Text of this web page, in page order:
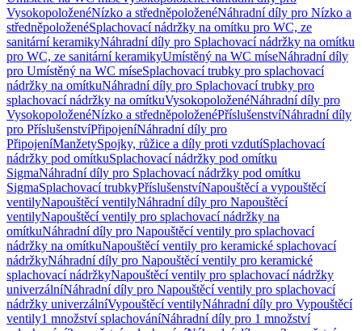
VysokopoloženéNízko a středněpoloženéNáhradní díly pro Nízko a
středněpoloženéSplachovací nádržky na omítku pro WC, ze
sanitární keramikyNáhradní díly pro Splachovací nádržky na omítku
pro WC, ze sanitární keramikyUmístěný na WC míseNáhradní díly
pro Umístěný na WC míseSplachovací trubky pro splachovací
nádržky na omítkuNáhradní díly pro Splachovací trubky pro
splachovací nádržky na omítkuVysokopoloženéNáhradní díly pro
VysokopoloženéNízko a středněpoloženéPříslušenstvíNáhradní díly
pro PříslušenstvíPřipojeníNáhradní díly pro
PřipojeníManžetySpojky, růžice a díly proti vzdutíSplachovací
nádržky pod omítkuSplachovací nádržky pod omítku
SigmaNáhradní díly pro Splachovací nádržky pod omítku
SigmaSplachovací trubkyPříslušenstvíNapouštěcí a vypouštěcí
ventilyNapouštěcí ventilyNáhradní díly pro Napouštěcí
ventilyNapouštěcí ventily pro splachovací nádržky na
omítkuNáhradní díly pro Napouštěcí ventily pro splachovací
nádržky na omítkuNapouštěcí ventily pro keramické splachovací
nádržkyNáhradní díly pro Napouštěcí ventily pro keramické
splachovací nádržkyNapouštěcí ventily pro splachovací nádržky
univerzálníNáhradní díly pro Napouštěcí ventily pro splachovací
nádržky univerzálníVypouštěcí ventilyNáhradní díly pro Vypouštěcí
ventily1 množství splachováníNáhradní díly pro 1 množství